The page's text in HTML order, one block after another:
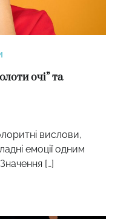
очі” та
вислови,
емоції одним
[…]